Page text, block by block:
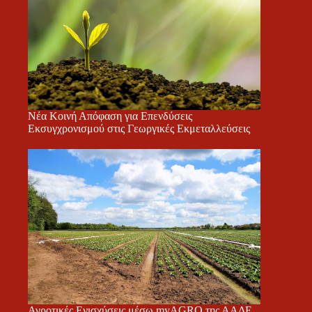
Νέα Κοινή Απόφαση για Επενδύσεις
Εκσυγχρονισμού στις Γεωργικές Εκμεταλλεύσεις